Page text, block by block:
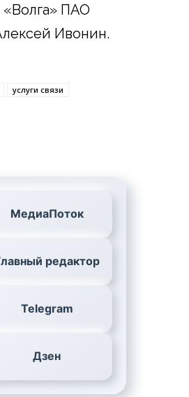
ПАО
Ивонин.
услуги связи
МедиаПоток
редактор
Telegram
Дзен